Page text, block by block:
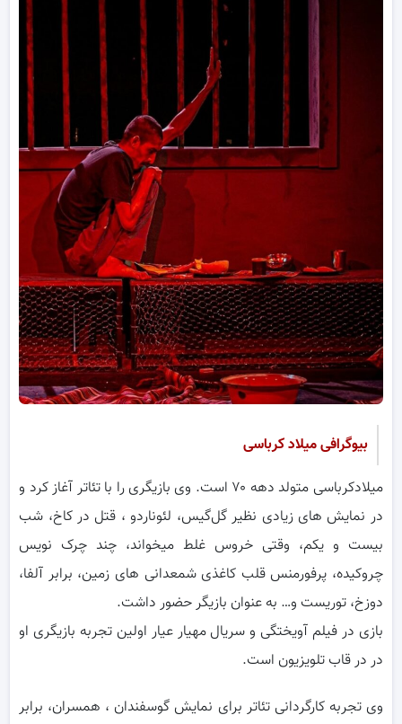
بیوگرافی میلاد کرباسی
میلادکرباسی متولد دهه ۷۰ است. وی بازیگری را با تئاتر آغاز کرد و
در نمایش های زیادی نظیر گل‌گیس، لئوناردو ، قتل در کاخ، شب
بیست و یکم، وقتی خروس غلط میخواند، چند چرک نویس
چروکیده، پرفورمنس قلب کاغذی شمعدانی های زمین، برابر آلفا،
دوزخ، توریست و… به عنوان بازیگر حضور داشت.
بازی در فیلم آویختگی و سریال مهیار عیار اولین تجربه بازیگری او
در در قاب تلویزیون است.
وی تجربه کارگردانی تئاتر برای نمایش گوسفندان ، همسران، برابر